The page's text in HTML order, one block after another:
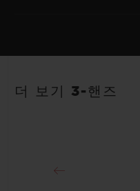
약 48시간
스트랩
더 보기 3-핸즈